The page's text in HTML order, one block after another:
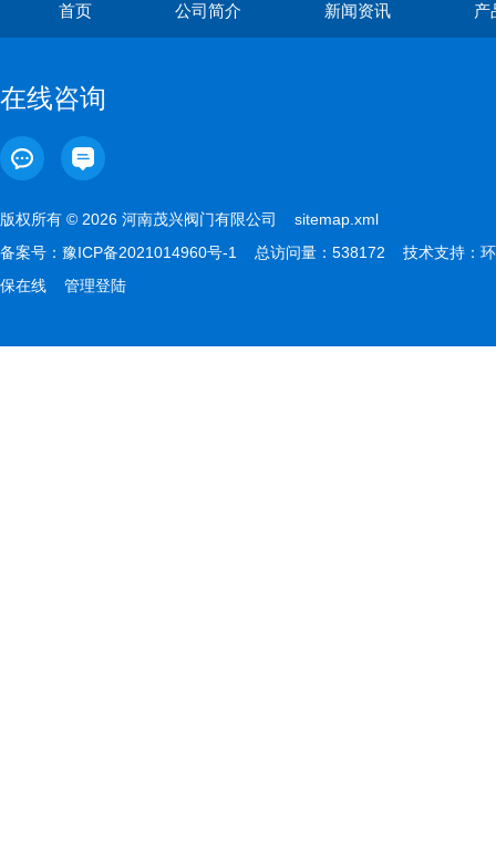
首页 公司简介 新闻资讯 产
在线咨询
版权所有 © 2026 河南茂兴阀门有限公司 sitemap.xml
备案号： 豫ICP备2021014960号-1 总访问量：538172 技术支持： 环
保在线
管理登陆